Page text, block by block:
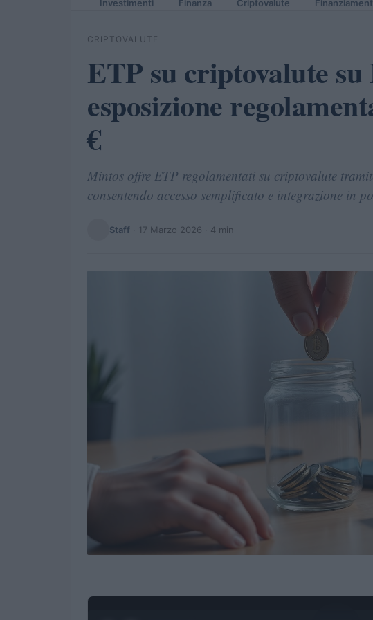
Investimenti Finanza Criptovalute
CRIPTOVALUTE
ETP su criptovalute
esposizione
€
Mintos offre ETP regolamentati su criptovalute
consentendo accesso semplificato e integrazione in
Staff · 17 Marzo 2026 · 4 min